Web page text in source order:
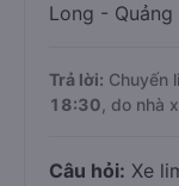
Long - Quảng
Trả lời: Chuyến
18:30 , do nhà
Câu hỏi: Xe